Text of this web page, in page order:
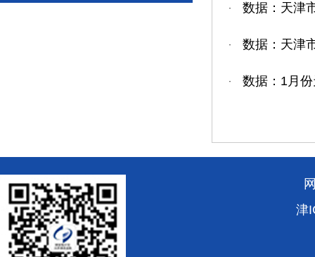
· 数据：天津
· 数据：天津
· 数据：1月
津